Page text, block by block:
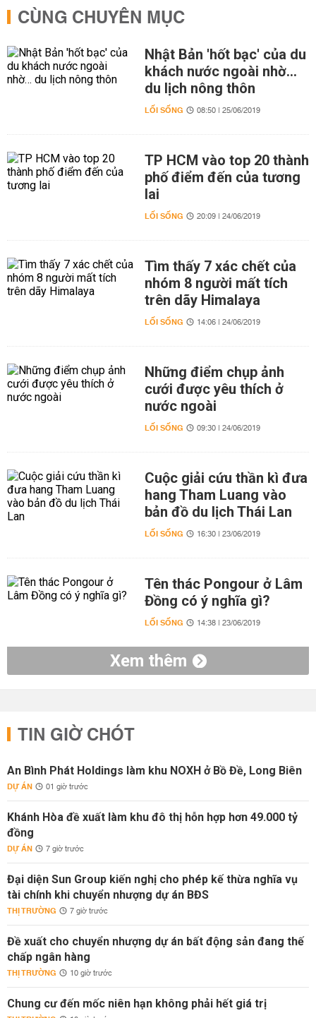
CÙNG CHUYÊN MỤC
Nhật Bản 'hốt bạc' của du
khách nước ngoài nhờ…
du lịch nông thôn
LỐI SỐNG 08:50 | 25/06/2019
TP HCM vào top 20 thành
phố điểm đến của tương
lai
LỐI SỐNG 20:09 | 24/06/2019
Tìm thấy 7 xác chết của
nhóm 8 người mất tích
trên dãy Himalaya
LỐI SỐNG 14:06 | 24/06/2019
Những điểm chụp ảnh
cưới được yêu thích ở
nước ngoài
LỐI SỐNG 09:30 | 24/06/2019
Cuộc giải cứu thần kì đưa
hang Tham Luang vào
bản đồ du lịch Thái Lan
LỐI SỐNG 16:30 | 23/06/2019
Tên thác Pongour ở Lâm
Đồng có ý nghĩa gì?
LỐI SỐNG 14:38 | 23/06/2019
Xem thêm
TIN GIỜ CHÓT
An Bình Phát Holdings làm khu NOXH ở Bồ Đề, Long Biên
DỰ ÁN 01 giờ trước
Khánh Hòa đề xuất làm khu đô thị hỗn hợp hơn 49.000 tỷ
đồng
DỰ ÁN 7 giờ trước
Đại diện Sun Group kiến nghị cho phép kế thừa nghĩa vụ
tài chính khi chuyển nhượng dự án BĐS
THỊ TRƯỜNG 7 giờ trước
Đề xuất cho chuyển nhượng dự án bất động sản đang thế
chấp ngân hàng
THỊ TRƯỜNG 10 giờ trước
Chung cư đến mốc niên hạn không phải hết giá trị